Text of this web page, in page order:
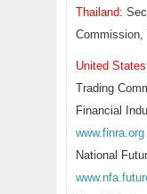
Thailand:
United
Trading
Financial
www.finra.org
National